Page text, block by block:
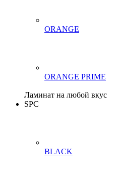
ORANGE
ORANGE PRIME
Ламинат на любой вкус
SPC
BLACK